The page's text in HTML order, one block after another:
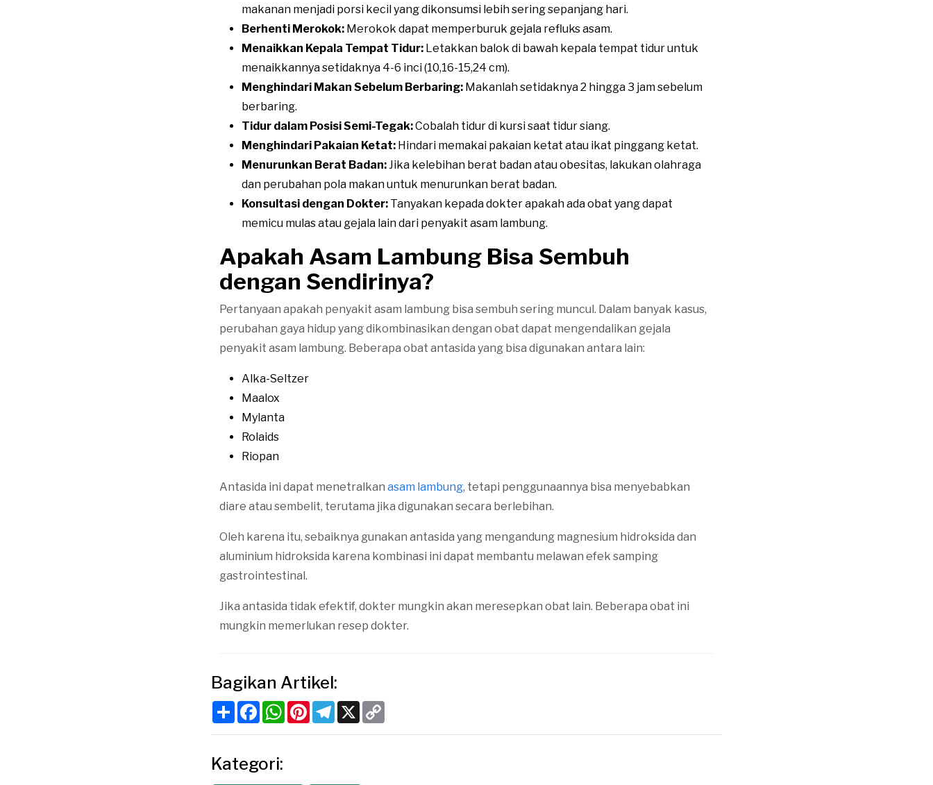
makanan menjadi porsi kecil yang dikonsumsi lebih sering sepanjang hari.
Berhenti Merokok: Merokok dapat memperburuk gejala refluks asam.
Menaikkan Kepala Tempat Tidur: Letakkan balok di bawah kepala tempat tidur untuk
menaikkannya setidaknya 4-6 inci (10,16-15,24 cm).
Menghindari Makan Sebelum Berbaring: Makanlah setidaknya 2 hingga 3 jam sebelum
berbaring.
Tidur dalam Posisi Semi-Tegak:Cobalah tidur di kursi saat tidur siang.
Menghindari Pakaian Ketat: Hindari memakai pakaian ketat atau ikat pinggang ketat.
Menurunkan Berat Badan:Jika kelebihan berat badan atau obesitas, lakukan olahraga
dan perubahan pola makan untuk menurunkan berat badan.
Konsultasi dengan Dokter: Tanyakan kepada dokter apakah ada obat yang dapat
memicu mulas atau gejala lain dari penyakit asam lambung.
Apakah Asam Lambung Bisa Sembuh
dengan Sendirinya?
Pertanyaan apakah penyakit asam lambung bisa sembuh sering muncul. Dalam banyak kasus,
perubahan gaya hidup yang dikombinasikan dengan obat dapat mengendalikan gejala
penyakit asam lambung. Beberapa obat antasida yang bisa digunakan antara lain:
Alka-Seltzer
Maalox
Mylanta
Rolaids
Riopan
Antasida ini dapat menetralkan asam lambung, tetapi penggunaannya bisa menyebabkan
diare atau sembelit, terutama jika digunakan secara berlebihan.
Oleh karena itu, sebaiknya gunakan antasida yang mengandung magnesium hidroksida dan
aluminium hidroksida karena kombinasi ini dapat membantu melawan efek samping
gastrointestinal.
Jika antasida tidak efektif, dokter mungkin akan meresepkan obat lain. Beberapa obat ini
mungkin memerlukan resep dokter.
Bagikan Artikel:
ShareFacebookWhatsApp
PinterestTelegram
X
Kategori: